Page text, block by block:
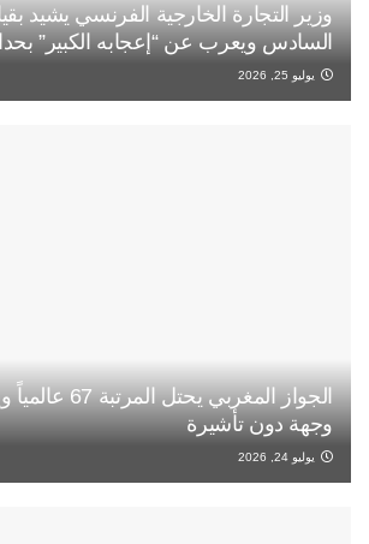
وزير التجارة الخارجية الفرنسي يشيد
السادس ويعرب عن “إعجابه الكبير”
يوليو 25, 2026
وجهة دون تأشيرة
يوليو 24, 2026